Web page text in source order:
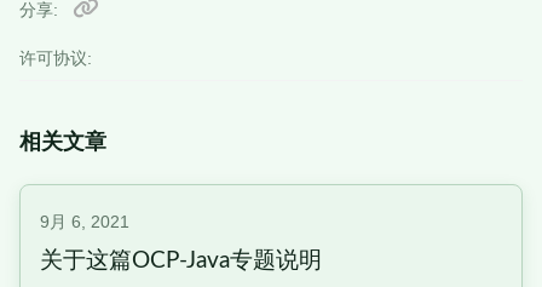
许可协议:
分享
相关文章
9月 6, 2021
关于这篇OCP-Java专题说明